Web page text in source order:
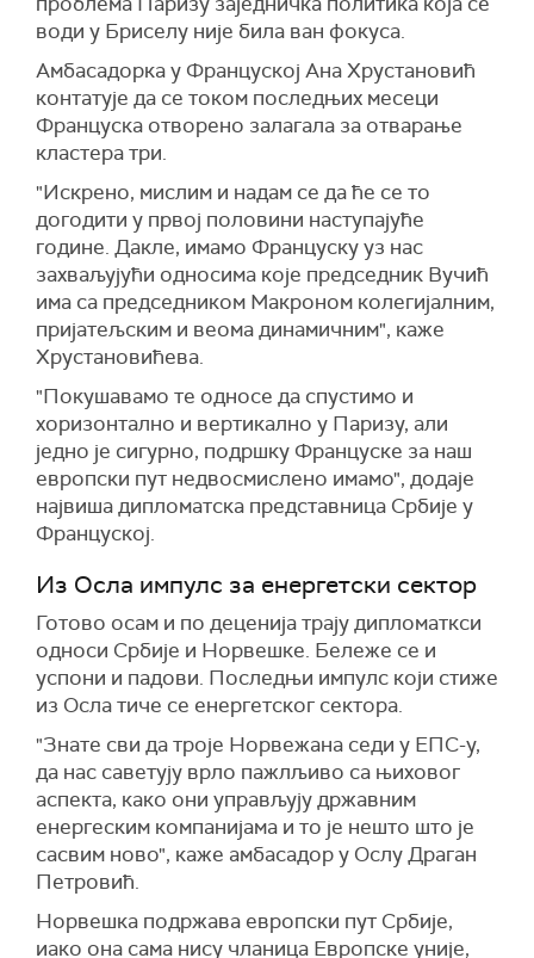
води у Бриселу није била ван фокуса.
Амбасадорка у Француској Ана Хрустановић
контатује да се током последњих месеци
Француска отворено залагала за отварање
кластера три.
"Искрено, мислим и надам се да ће се то
догодити у првој половини наступајуће
године. Дакле, имамо Француску уз нас
захваљујући односима које председник Вучић
има са председником Макроном колегијалним,
пријатељским и веома динамичним", каже
Хрустановићева.
"Покушавамо те односе да спустимо и
хоризонтално и вертикално у Паризу, али
једно је сигурно, подршку Француске за наш
европски пут недвосмислено имамо", додаје
највиша дипломатска представница Србије у
Француској.
Из Осла импулс за енергетски сектор
Готово осам и по деценија трају дипломаткси
односи Србије и Норвешке. Бележе се и
успони и падови. Последњи импулс који стиже
из Осла тиче се енергетског сектора.
"Знате сви да троје Норвежана седи у ЕПС-у,
да нас саветују врло пажлљиво са њиховог
аспекта, како они управљују државним
енергеским компанијама и то је нешто што је
сасвим ново", каже амбасадор у Ослу Драган
Петровић.
Норвешка подржава европски пут Србије,
иако она сама нису чланица Европске уније,